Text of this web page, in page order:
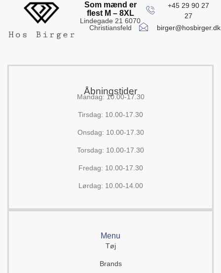
Som mænd er
flest M – 8XL
Lindegade 21 6070
Christiansfeld
+45 29 90 27
27
birger@hosbirger.dk
Åbningstider
Mandag: 10.00-17.30
Tirsdag: 10.00-17.30
Onsdag: 10.00-17.30
Torsdag: 10.00-17.30
Fredag: 10.00-17.30
Lørdag: 10.00-14.00
Menu
Tøj
Brands